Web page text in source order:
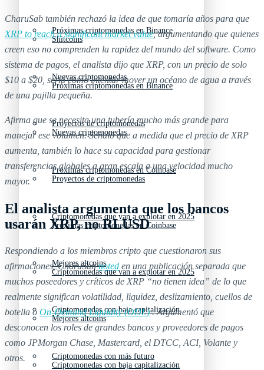
Próximas criptomonedas en Binance
Nuevas criptomonedas
Proyectos de criptomonedas
Próximas criptomonedas en Coinbase
Criptomonedas que van a explotar en 2025
Mejores altcoins
Criptomonedas con baja capitalización
Criptomonedas con más futuro
Shitcoins
Próximas criptomonedas en Binance
Nuevas criptomonedas
Proyectos de criptomonedas
Próximas criptomonedas en Coinbase
Criptomonedas que van a explotar en 2025
Mejores altcoins
Criptomonedas con baja capitalización
CharuSab también rechazó la idea de que tomaría años para que
XRP to reach a significant market value, argumentando que quienes
creen eso no comprenden la rapidez del mundo del software. Como
sistema de pagos, el analista dijo que XRP, con un precio de solo
$10 a $20, sería como intentar mover un océano de agua a través
de una pajilla pequeña.
Afirma que se necesita una tubería mucho más grande para
manejar ese volumen. Señaló que a medida que el precio de XRP
aumenta, también lo hace su capacidad para gestionar
transferencias globales a gran escala a una velocidad mucho
mayor.
El analista argumenta que los bancos
usarán XRP, no RLUSD
Respondiendo a los miembros cripto que cuestionaron sus
afirmaciones, CharuSan noted en una publicación separada que
muchos poseedores y críticos de XRP “no tienen idea” de lo que
realmente significan volatilidad, liquidez, deslizamiento, cuellos de
botella o On-Demand Liquidity (ODL) . Argumentó que
desconocen los roles de grandes bancos y proveedores de pagos
como JPMorgan Chase, Mastercard, el DTCC, ACI, Volante y
otros.